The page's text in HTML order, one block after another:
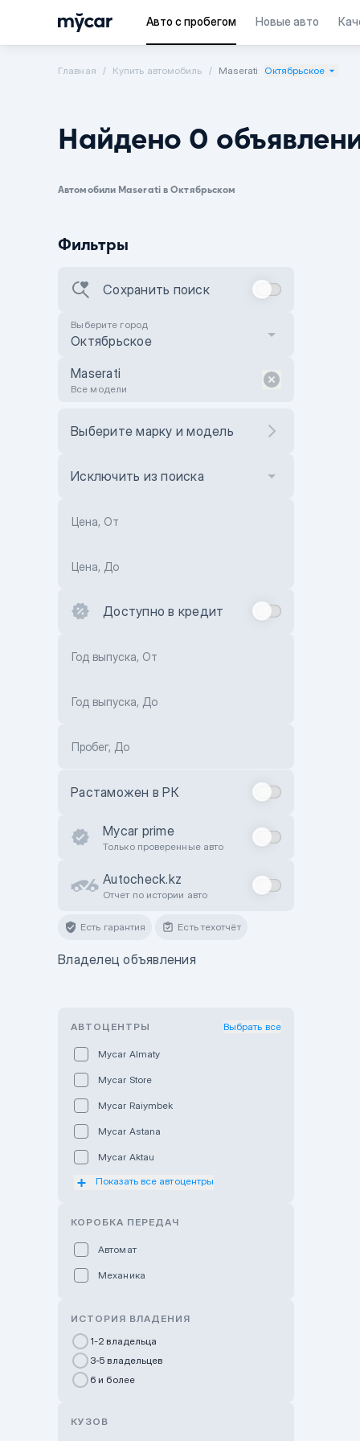
Авто с пробегом Новые авто
Главная Купить автомобиль Maserati Октябрьское
Найдено 0
Автомобили Maserati в Октябрьском
Фильтры
Сохранить поиск
Выберите город
Октябрьское
Maserati
Все модели
Выберите марку и модель
Исключить из поиска
Цена, От
Цена, До
Доступно в кредит
Год выпуска, От
Год выпуска, До
Пробег, До
Растаможен в РК
Mycar prime
Только проверенные авто
Autocheck.kz
Отчет по истории авто
Есть гарантия Есть техотчёт
Владелец объявления
АВТОЦЕНТРЫ Выбрать все
Mycar Almaty
Mycar Store
Mycar Raiymbek
Mycar Astana
Mycar Aktau
Mycar Uralsk
GWM Nurly Zhol
Chery Astana
Показать все автоцентры
КОРОБКА ПЕРЕДАЧ
Автомат
Механика
ИСТОРИЯ ВЛАДЕНИЯ
1-2 владельца
3-5 владельцев
6 и более
КУЗОВ